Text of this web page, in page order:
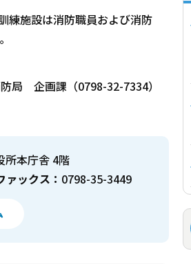
練施設は消防職員および消防
局 企画課（0798-32-7334）
所本庁舎 4階
ァックス： 0798-35-3449